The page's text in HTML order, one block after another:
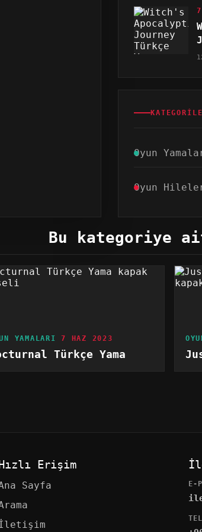
Oyun
Oyun
Bu kategoriye
YAMALARI 7 HAZ 2023
Türkçe Yama
Erişim
Sayfa
E-